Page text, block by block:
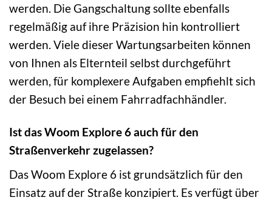
werden. Die Gangschaltung sollte ebenfalls
regelmäßig auf ihre Präzision hin kontrolliert
werden. Viele dieser Wartungsarbeiten können
von Ihnen als Elternteil selbst durchgeführt
werden, für komplexere Aufgaben empfiehlt sich
der Besuch bei einem Fahrradfachhändler.
Ist das Woom Explore 6 auch für den
Straßenverkehr zugelassen?
Das Woom Explore 6 ist grundsätzlich für den
Einsatz auf der Straße konzipiert. Es verfügt über